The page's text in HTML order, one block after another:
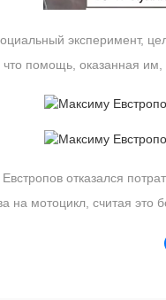
эксперимент,
помощь, оказанная им,
отказался
на мотоцикл, считая это